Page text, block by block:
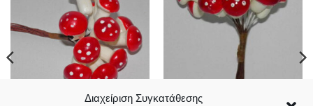
Διαχείριση Συγκατάθεσης